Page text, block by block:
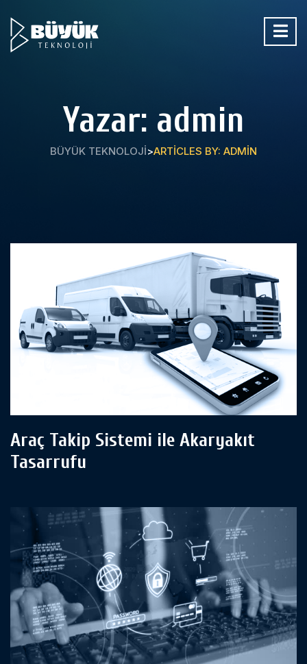
Yazar: admin
BÜYÜK TEKNOLOJI>ARTICLES BY: ADMIN
Araç Takip Sistemi ile Akaryakıt
Tasarrufu